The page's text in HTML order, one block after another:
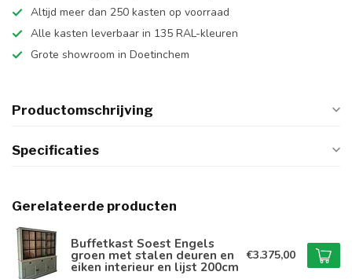
Altijd meer dan 250 kasten op voorraad
Alle kasten leverbaar in 135 RAL-kleuren
Grote showroom in Doetinchem
Productomschrijving
Specificaties
Gerelateerde producten
Buffetkast Soest Engels
groen met stalen deuren en
eiken interieur en lijst 200cm
€3.375,00